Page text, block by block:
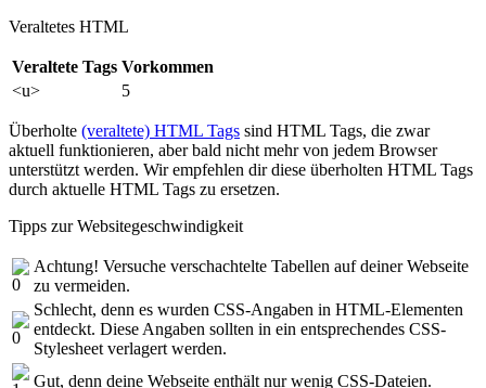
Veraltetes HTML
Veraltete Tags Vorkommen
<u>
5
Überholte (veraltete) HTML Tags sind HTML Tags, die zwar
aktuell funktionieren, aber bald nicht mehr von jedem Browser
unterstützt werden. Wir empfehlen dir diese überholten HTML Tags
durch aktuelle HTML Tags zu ersetzen.
Tipps zur Websitegeschwindigkeit
Achtung! Versuche verschachtelte Tabellen auf deiner Webseite
zu vermeiden.
Schlecht, denn es wurden CSS-Angaben in HTML-Elementen
entdeckt. Diese Angaben sollten in ein entsprechendes CSS-
Stylesheet verlagert werden.
Gut, denn deine Webseite enthält nur wenig CSS-Dateien.